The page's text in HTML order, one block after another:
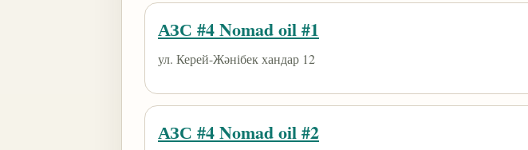
АЗС #4 Nomad oil #1
ул. Керей-Жәнібек хандар 12
АЗС #4 Nomad oil #2